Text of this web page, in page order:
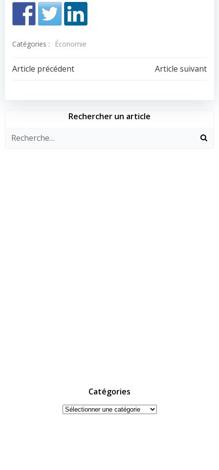
Catégories : Économie
Navigation
de
l’article
Article précédent
Navigation
de
l’article
Article suivant
Rechercher un article
Catégories
Catégories